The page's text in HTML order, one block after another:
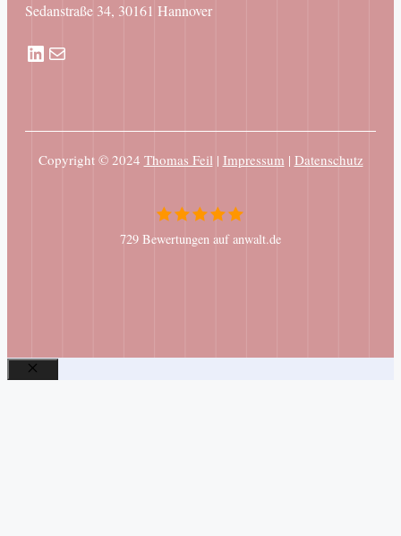
Sedanstraße 34, 30161 Hannover
LinkedIn
E-Mail
Copyright © 2024 Thomas Feil| Impressum | Datenschutz
729 Bewertungen auf anwalt.de
Schließen